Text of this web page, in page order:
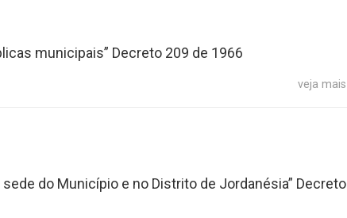
municipais” Decreto 209 de 1966
veja mais
do Município e no Distrito de Jordanésia” Decreto